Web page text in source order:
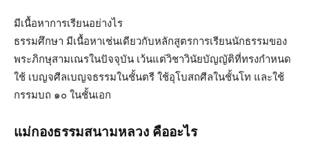
มีเนื้อหาการเรียนอย่างไร
ธรรมศึกษา มีเนื้อหาเช่นเดียวกับหลักสูตรการเรียนนักธรรมของ
พระภิกษุสามเณรในปัจจุบัน เว้นแต่วิชาวินัยบัญญัติที่ทรงกำหนด
ใช้ เบญจศีลเบญจธรรมในชั้นตรี ใช้อุโบสถศีลในชั้นโท และใช้
กรรมบถ ๑๐ ในชั้นเอก
แม่กองธรรมสนามหลวง คืออะไร